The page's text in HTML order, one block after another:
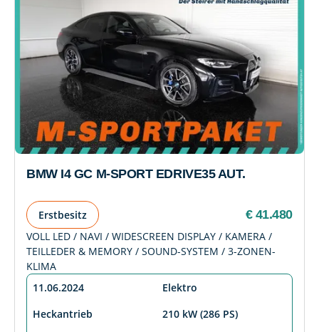
BMW I4 GC M-SPORT EDRIVE35 AUT.
Erstbesitz € 41.480
VOLL LED / NAVI / WIDESCREEN DISPLAY / KAMERA /
TEILLEDER & MEMORY / SOUND-SYSTEM / 3-ZONEN-
KLIMA
11.06.2024
Elektro
Heckantrieb
210 kW (286 PS)